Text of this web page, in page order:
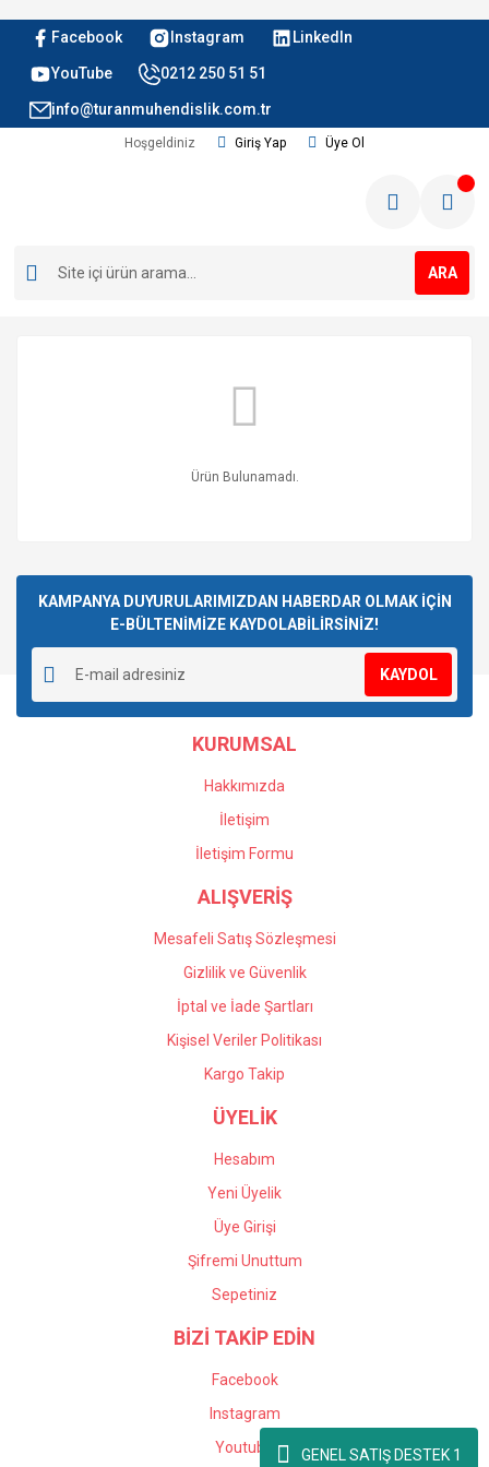
Facebook Instagram LinkedIn
YouTube 0212 250 51 51
info@turanmuhendislik.com.tr
Hoşgeldiniz Giriş Yap Üye Ol
ARA
Ürün Bulunamadı.
KAMPANYA DUYURULARIMIZDAN HABERDAR OLMAK İÇİN
E-BÜLTENİMİZE KAYDOLABİLİRSİNİZ!
KAYDOL
KURUMSAL
Hakkımızda
İletişim
İletişim Formu
ALIŞVERİŞ
Mesafeli Satış Sözleşmesi
Gizlilik ve Güvenlik
İptal ve İade Şartları
Kişisel Veriler Politikası
Kargo Takip
ÜYELİK
Hesabım
Yeni Üyelik
Üye Girişi
Şifremi Unuttum
Sepetiniz
BİZİ TAKİP EDİN
Facebook
Instagram
Youtube
GENEL SATIŞ DESTEK 1